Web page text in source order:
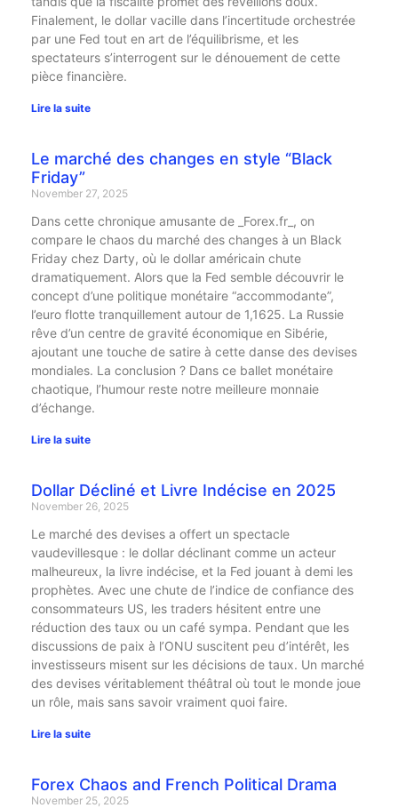
Finalement, le dollar vacille dans l’incertitude orchestrée
par une Fed tout en art de l’équilibrisme, et les
spectateurs s’interrogent sur le dénouement de cette
pièce financière.
Lire la suite
Le marché des changes en style “Black
Friday”
November 27, 2025
Dans cette chronique amusante de _Forex.fr_, on
compare le chaos du marché des changes à un Black
Friday chez Darty, où le dollar américain chute
dramatiquement. Alors que la Fed semble découvrir le
concept d’une politique monétaire “accommodante”,
l’euro flotte tranquillement autour de 1,1625. La Russie
rêve d’un centre de gravité économique en Sibérie,
ajoutant une touche de satire à cette danse des devises
mondiales. La conclusion ? Dans ce ballet monétaire
chaotique, l’humour reste notre meilleure monnaie
d’échange.
Lire la suite
Dollar Décliné et Livre Indécise en 2025
November 26, 2025
Le marché des devises a offert un spectacle
vaudevillesque : le dollar déclinant comme un acteur
malheureux, la livre indécise, et la Fed jouant à demi les
prophètes. Avec une chute de l’indice de confiance des
consommateurs US, les traders hésitent entre une
réduction des taux ou un café sympa. Pendant que les
discussions de paix à l’ONU suscitent peu d’intérêt, les
investisseurs misent sur les décisions de taux. Un marché
des devises véritablement théâtral où tout le monde joue
un rôle, mais sans savoir vraiment quoi faire.
Lire la suite
Forex Chaos and French Political Drama
November 25, 2025